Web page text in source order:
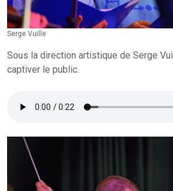
Serge Vuille
Sous la direction artistique de Serge
captiver le public.